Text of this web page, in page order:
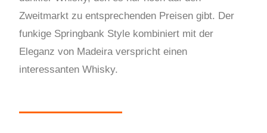
Zweitmarkt zu entsprechenden Preisen gibt. Der
funkige Springbank Style kombiniert mit der
Eleganz von Madeira verspricht einen
interessanten Whisky.